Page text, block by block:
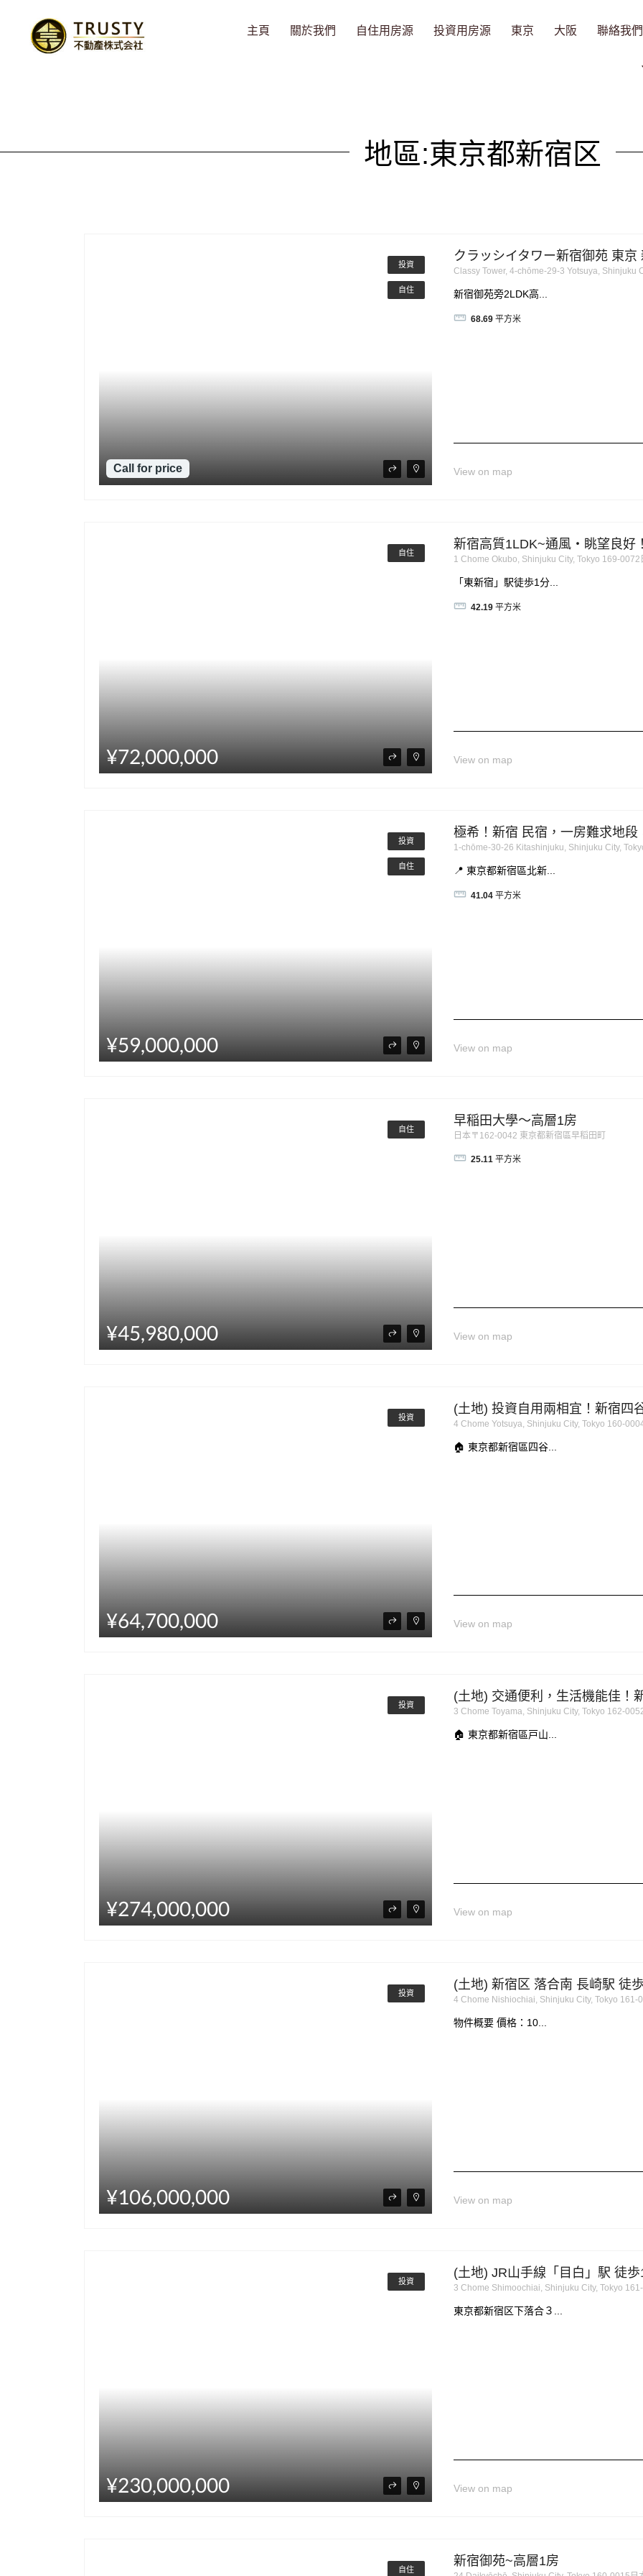
主頁 關於我們 自住用房源 投資用房源 東京 大阪 聯絡我們
地區:東京都新宿区
投資
自住
Call for price
クラッシイタワー新宿御苑 東京
Classy Tower, 4-chōme-29-3 Yotsuya, Shinjuku
新宿御苑旁2LDK高...
68.69 平方米
View on map
自住
¥72,000,000
新宿高質1LDK~通風・眺望良好！
1 Chome Okubo, Shinjuku City, Tokyo 169-0072
「東新宿」駅徒歩1分...
42.19 平方米
View on map
投資
自住
¥59,000,000
極希！新宿 民宿，一房難求地段
1-chōme-30-26 Kitashinjuku, Shinjuku City,
📍 東京都新宿區北新...
41.04 平方米
View on map
自住
¥45,980,000
早稲田大學～高層1房
日本〒162-0042 東京都新宿區早稻田町
25.11 平方米
View on map
投資
¥64,700,000
(土地) 投資自用兩相宜！新宿四
4 Chome Yotsuya, Shinjuku City, Tokyo 160-
🏠 東京都新宿區四谷...
View on map
投資
¥274,000,000
(土地) 交通便利，生活機能佳！
3 Chome Toyama, Shinjuku City, Tokyo 162-
🏠 東京都新宿區戸山...
View on map
投資
¥106,000,000
(土地) 新宿区 落合南 長崎駅 徒
4 Chome Nishiochiai, Shinjuku City, Tokyo 161-
物件概要 價格：10...
View on map
投資
¥230,000,000
(土地) JR山手線「目白」駅 徒
3 Chome Shimoochiai, Shinjuku City, Tokyo
東京都新宿区下落合３...
View on map
自住
新宿御苑~高層1房